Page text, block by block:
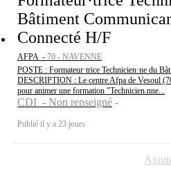
Bâtiment
Connecté H/F
AFPA - 70 - NAVENNE
POSTE : Formateur·trice Technicien·ne du
DESCRIPTION : Le centre Afpa de Vesoul
pour animer une formation "Technicien.nne...
CDI - Non renseigné
Publié il y a 23 jours